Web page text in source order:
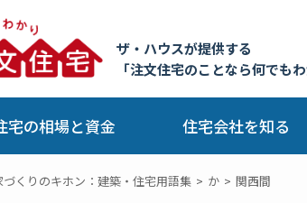
ザ・ハウスが提供する
「注文住宅のことなら何でも
宅の相場と資金 住宅会社を知る
づくりのキホン：建築・住宅用語集 か 関西間